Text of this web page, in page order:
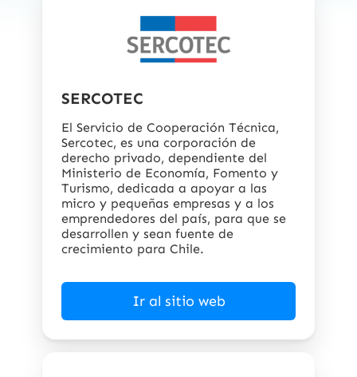
SERCOTEC
El Servicio de Cooperación Técnica,
Sercotec, es una corporación de
derecho privado, dependiente del
Ministerio de Economía, Fomento y
Turismo, dedicada a apoyar a las
micro y pequeñas empresas y a los
emprendedores del país, para que se
desarrollen y sean fuente de
crecimiento para Chile.
Ir al sitio web